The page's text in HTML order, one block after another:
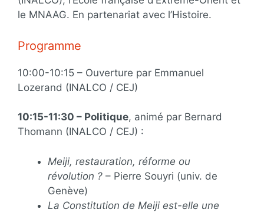
le MNAAG. En partenariat avec l’Histoire.
Programme
10:00-10:15 – Ouverture par Emmanuel
Lozerand (INALCO / CEJ)
10:15-11:30 – Politique, animé par Bernard
Thomann (INALCO / CEJ) :
Meiji, restauration, réforme ou
révolution ? – Pierre Souyri (univ. de
Genève)
La Constitution de Meiji est-elle une